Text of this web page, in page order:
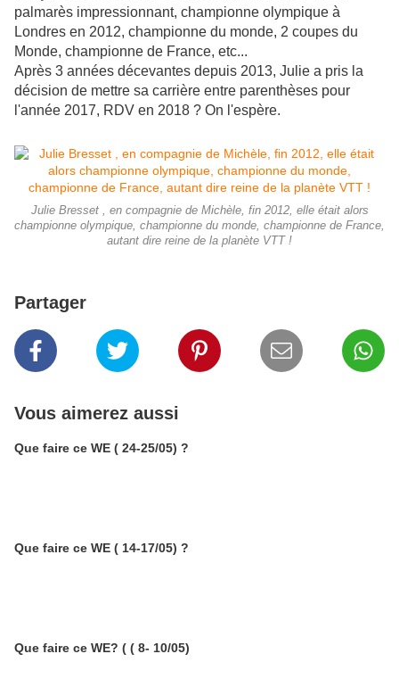
palmarès impressionnant, championne olympique à
Londres en 2012, championne du monde, 2 coupes du
Monde, championne de France, etc...
Après 3 années décevantes depuis 2013, Julie a pris la
décision de mettre sa carrière entre parenthèses pour
l'année 2017, RDV en 2018 ? On l'espère.
Julie Bresset , en compagnie de Michèle, fin 2012, elle était alors
championne olympique, championne du monde, championne de France,
autant dire reine de la planète VTT !
Partager
Vous aimerez aussi
Que faire ce WE ( 24-25/05) ?
Que faire ce WE ( 14-17/05) ?
Que faire ce WE? ( ( 8- 10/05)